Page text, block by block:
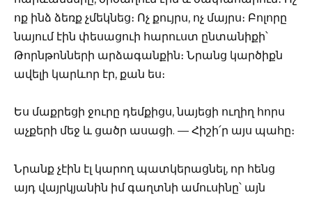
ոք ինձ ձեռք չմեկնեց։ Ոչ քույրս, ոչ մայրս։ Բոլորը
նայում էին փեսացուի հարուստ ընտանիքի՝
Թորնթոնների արձագանքին։ Նրանց կարծիքն
ավելի կարևոր էր, քան ես։
Ես մաքրեցի ջուրը դեմքիցս, նայեցի ուղիղ հորս
աչքերի մեջ և ցածր ասացի. — Հիշի՛ր այս պահը։
Նրանք չէին էլ կարող պատկերացնել, որ հենց
այդ վայրկյանին իմ գաղտնի ամուսինը՝ այն